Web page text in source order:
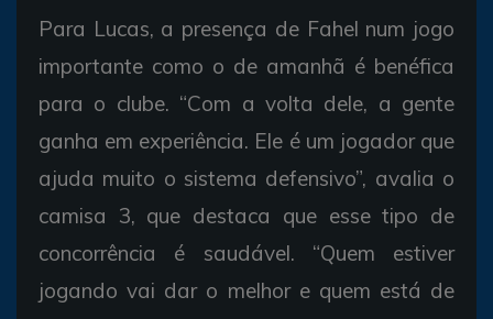
Para Lucas, a presença de Fahel num jogo
importante como o de amanhã é benéfica
para o clube. “Com a volta dele, a gente
ganha em experiência. Ele é um jogador que
ajuda muito o sistema defensivo”, avalia o
camisa 3, que destaca que esse tipo de
concorrência é saudável. “Quem estiver
jogando vai dar o melhor e quem está de